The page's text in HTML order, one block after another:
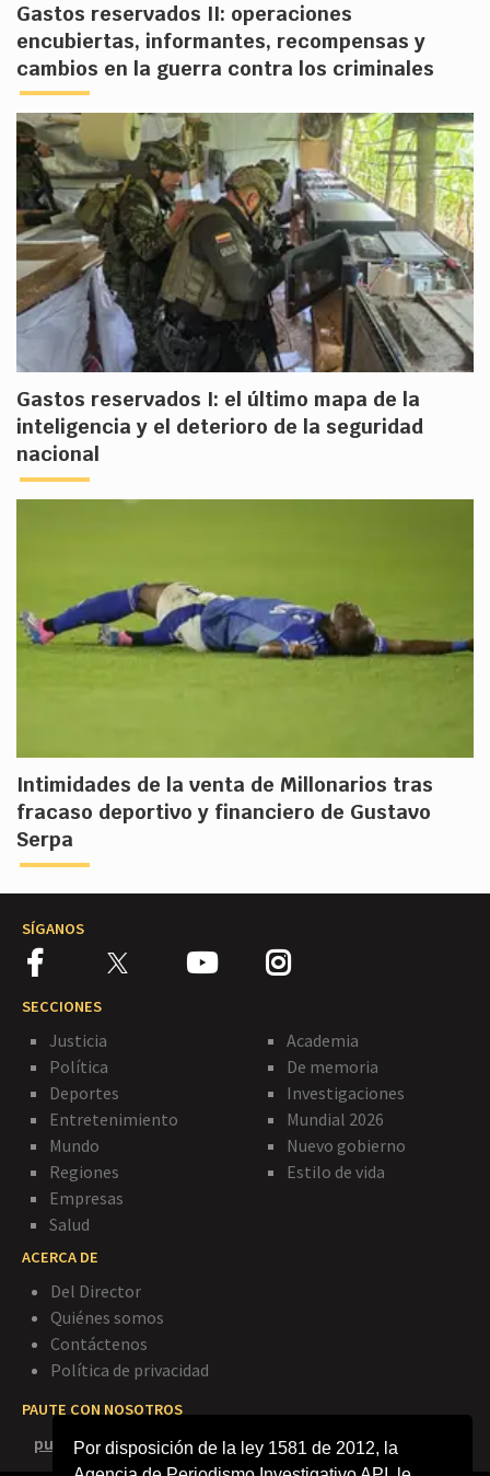
Por disposición de la ley 1581 de 2012, la
Gastos reservados II: operaciones
encubiertas, informantes, recompensas y
cambios en la guerra contra los criminales
Gastos reservados I: el último mapa de la
inteligencia y el deterioro de la seguridad
nacional
Intimidades de la venta de Millonarios tras
fracaso deportivo y financiero de Gustavo
Serpa
SÍGANOS
SECCIONES
Justicia
Política
Deportes
Entretenimiento
Mundo
Regiones
Empresas
Salud
Academia
De memoria
Investigaciones
Mundial 2026
Nuevo gobierno
Estilo de vida
ACERCA DE
Del Director
Quiénes somos
Contáctenos
Política de privacidad
PAUTE CON NOSOTROS
publicidad@agenciapi.co